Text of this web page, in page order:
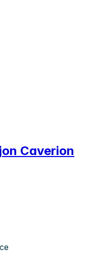
Caverion